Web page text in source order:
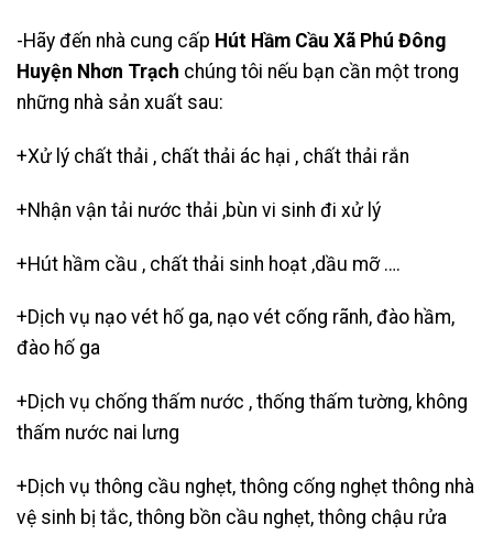
-Hãy đến nhà cung cấp Hút Hầm Cầu Xã Phú Đông
Huyện Nhơn Trạch chúng tôi nếu bạn cần một trong
những nhà sản xuất sau:
+Xử lý chất thải , chất thải ác hại , chất thải rắn
+Nhận vận tải nước thải ,bùn vi sinh đi xử lý
+Hút hầm cầu , chất thải sinh hoạt ,dầu mỡ ….
+Dịch vụ nạo vét hố ga, nạo vét cống rãnh, đào hầm,
đào hố ga
+Dịch vụ chống thấm nước , thống thấm tường, không
thấm nước nai lưng
+Dịch vụ thông cầu nghẹt, thông cống nghẹt thông nhà
vệ sinh bị tắc, thông bồn cầu nghẹt, thông chậu rửa